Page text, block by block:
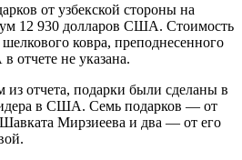
от узбекской стороны на
12 930 долларов США. Стоимость
шелкового ковра, преподнесенного
отчете не указана.
из отчета, подарки были сделаны в
в США. Семь подарков — от
Мирзиеева и два — от его